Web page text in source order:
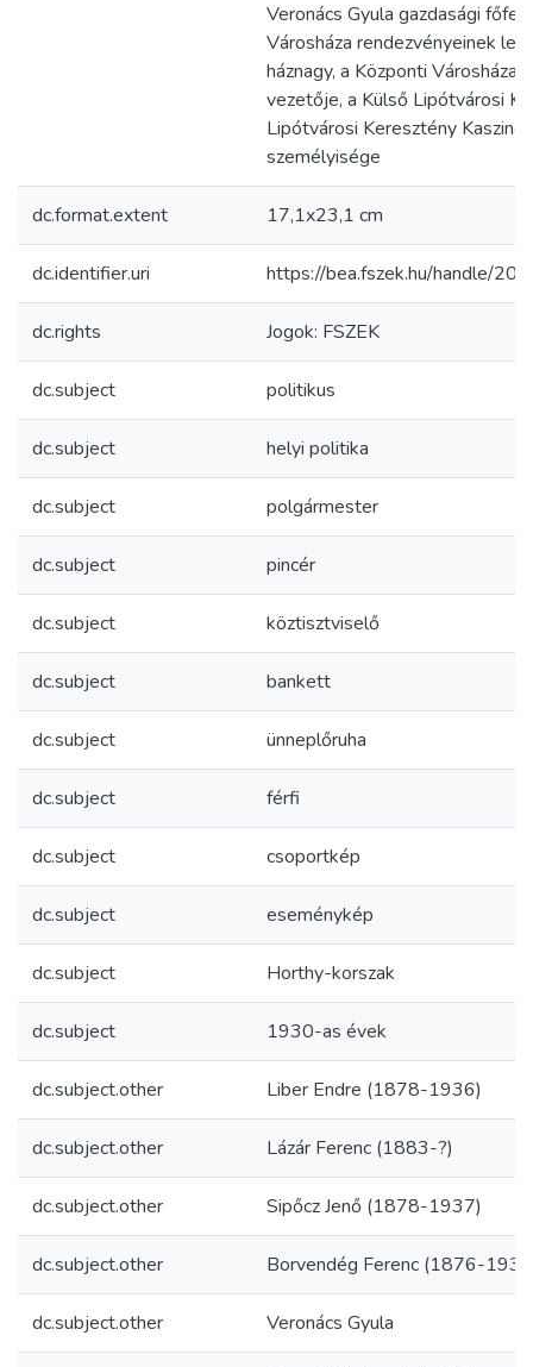
Veronács Gyula gazdasági
Városháza rendezvényeinek
háznagy, a Központi Városháza
vezetője, a Külső Lipótvárosi
Lipótvárosi Keresztény Kaszinó
személyisége
dc.format.extent 17,1x23,1 cm
dc.identifier.uri https://bea.fszek.hu/handle/
dc.rights Jogok: FSZEK
dc.subject politikus
dc.subject helyi politika
dc.subject polgármester
dc.subject pincér
dc.subject köztisztviselő
dc.subject bankett
dc.subject ünneplőruha
dc.subject férfi
dc.subject csoportkép
dc.subject eseménykép
dc.subject Horthy-korszak
dc.subject 1930-as évek
dc.subject.other Liber Endre (1878-1936)
dc.subject.other Lázár Ferenc (1883-?)
dc.subject.other Sipőcz Jenő (1878-1937)
dc.subject.other Borvendég Ferenc (1876-
dc.subject.other Veronács Gyula